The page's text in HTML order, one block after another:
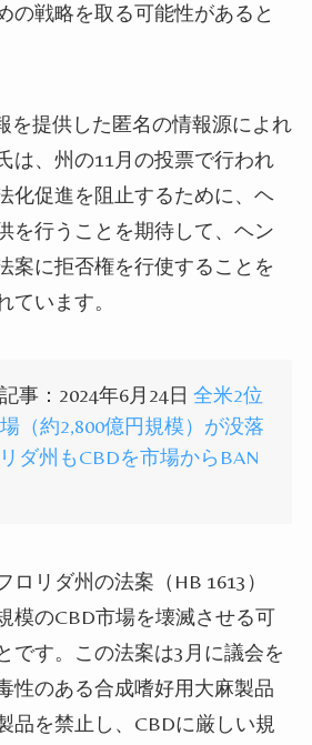
の戦略を取る可能性があると
を提供した匿名の情報源によれ
は、州の11月の投票で行われ
化促進を阻止するために、ヘ
を行うことを期待して、ヘン
案に拒否権を行使することを
ています。
事：2024年6月24日全米2位
（約2,800億円規模）が没落
ダ州もCBDを市場からBAN
リダ州の法案（HB 1613）
模のCBD市場を壊滅させる可
です。この法案は3月に議会を
性のある合成嗜好用大麻製品
品を禁止し、CBDに厳しい規